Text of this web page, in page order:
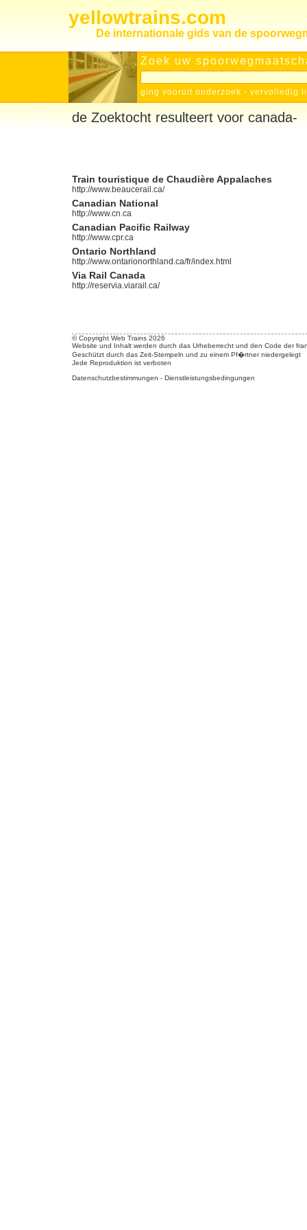
yellowtrains.com
De internationale gids van de
Zoek uw
ging vooruit onderzoek - vervolledig
de Zoektocht resulteert voor canada-
Train touristique de Chaudière Appalaches
http://www.beaucerail.ca/
Canadian National
http://www.cn.ca
Canadian Pacific Railway
http://www.cpr.ca
Ontario Northland
http://www.ontarionorthland.ca/fr/index.html
Via Rail Canada
http://reservia.viarail.ca/
© Copyright Web Trains 2026
Website und Inhalt werden durch das Urheberrecht und den Code der
Geschützt durch das Zeit-Stempeln und zu einem Pf�rtner niedergelegt
Jede Reproduktion ist verboten
Datenschutzbestimmungen - Dienstleistungsbedingungen